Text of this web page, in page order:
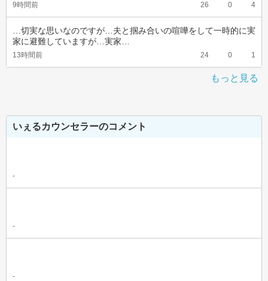
9時間前 26 0 4
…切実な思いなのですが…夫と掴み合いの喧嘩をして一時的に実
家に避難していますが…実家…
13時間前 24 0 1
もっと見る
いぇるカウンセラーのコメント
-
-
-